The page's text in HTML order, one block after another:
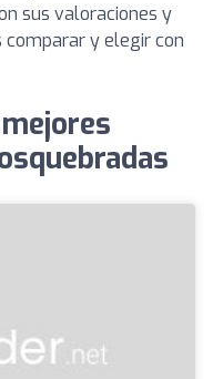
sus valoraciones y
comparar y elegir con